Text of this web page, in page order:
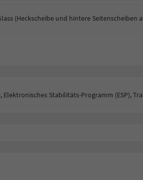
(Heckscheibe und hintere Seitenscheiben
Elektronisches Stabilitäts-Programm (ESP),